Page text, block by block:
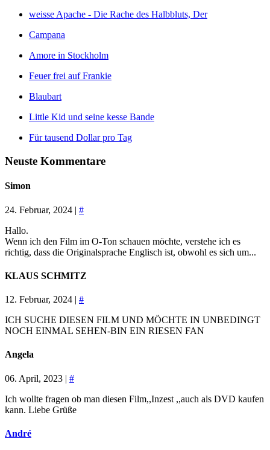
weisse Apache - Die Rache des Halbbluts, Der
Campana
Amore in Stockholm
Feuer frei auf Frankie
Blaubart
Little Kid und seine kesse Bande
Für tausend Dollar pro Tag
Neuste Kommentare
Simon
24. Februar, 2024 | #
Hallo.
Wenn ich den Film im O-Ton schauen möchte, verstehe ich es
richtig, dass die Originalsprache Englisch ist, obwohl es sich um...
KLAUS SCHMITZ
12. Februar, 2024 | #
ICH SUCHE DIESEN FILM UND MÖCHTE IN UNBEDINGT
NOCH EINMAL SEHEN-BIN EIN RIESEN FAN
Angela
06. April, 2023 | #
Ich wollte fragen ob man diesen Film,,Inzest ,,auch als DVD kaufen
kann. Liebe Grüße
André